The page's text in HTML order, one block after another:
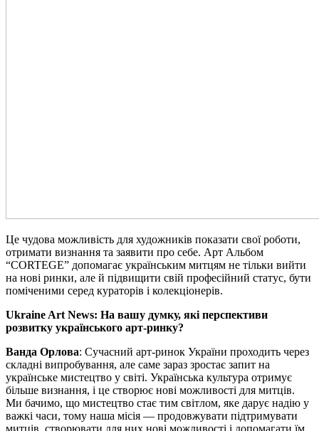
Це чудова можливість для художників показати свої роботи,
отримати визнання та заявити про себе. Арт Альбом
“CORTEGE” допомагає українським митцям не тільки вийти
на нові ринки, але й підвищити свій професійний статус, бути
поміченими серед кураторів і колекціонерів.
Ukraine Art News: На вашу думку, які перспективи
розвитку українського арт-ринку?
Ванда Орлова: Сучасний арт-ринок України проходить через
складні випробування, але саме зараз зростає запит на
українське мистецтво у світі. Українська культура отримує
більше визнання, і це створює нові можливості для митців.
Ми бачимо, що мистецтво стає тим світлом, яке дарує надію у
важкі часи, тому наша місія — продовжувати підтримувати
митців, створювати для них нові можливості і допомагати їм